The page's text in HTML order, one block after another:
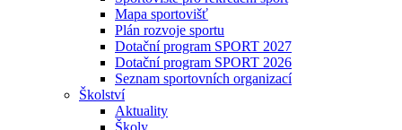
Mapa sportovišť
Plán rozvoje sportu
Dotační program SPORT 2027
Dotační program SPORT 2026
Seznam sportovních organizací
Školství
Aktuality